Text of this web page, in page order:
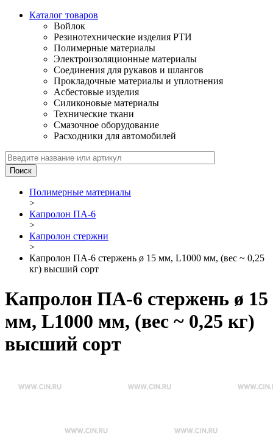
Каталог товаров
Войлок
Резинотехнические изделия РТИ
Полимерные материалы
Электроизоляционные материалы
Соединения для рукавов и шлангов
Прокладочные материалы и уплотнения
Асбестовые изделия
Силиконовые материалы
Технические ткани
Смазочное оборудование
Расходники для автомобилей
Полимерные материалы
>
Капролон ПА-6
>
Капролон стержни
>
Капролон ПА-6 стержень ø 15 мм, L1000 мм, (вес ~ 0,25
кг) высший сорт
Капролон ПА-6 стержень ø 15
мм, L1000 мм, (вес ~ 0,25 кг)
высший сорт